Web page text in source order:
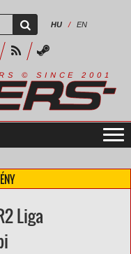
HU / EN
S © S I N C E 2 0 0 1
Liga